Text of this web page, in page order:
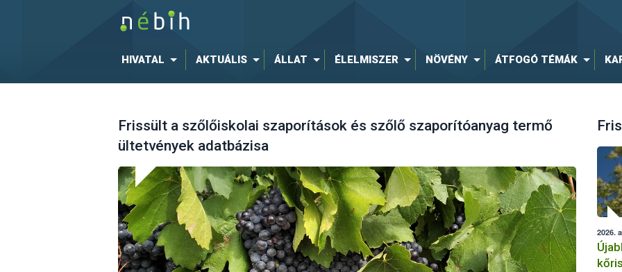
HIVATAL AKTUÁLIS ÁLLAT ÉLELMISZER NÖVÉNY ÁTFOGÓ TÉMÁK
Frissült a szőlőiskolai szaporítások és szőlő szaporítóanyag termő
ültetvények adatbázisa
2026.